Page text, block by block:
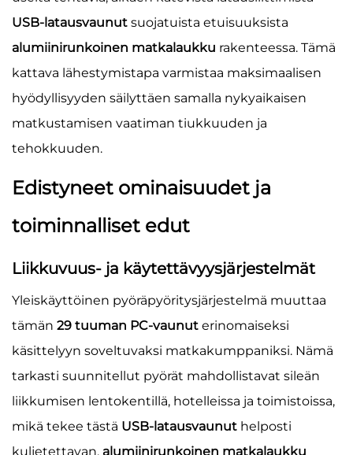
USB-latausvaunut suojatuista etuisuuksista
alumiinirunkoinen matkalaukku rakenteessa. Tämä
kattava lähestymistapa varmistaa maksimaalisen
hyödyllisyyden säilyttäen samalla nykyaikaisen
matkustamisen vaatiman tiukkuuden ja
tehokkuuden.
Edistyneet ominaisuudet ja
toiminnalliset edut
Liikkuvuus- ja käytettävyysjärjestelmät
Yleiskäyttöinen pyöräpyöritysjärjestelmä muuttaa
tämän 29 tuuman PC-vaunut erinomaiseksi
käsittelyyn soveltuvaksi matkakumppaniksi. Nämä
tarkasti suunnitellut pyörät mahdollistavat sileän
liikkumisen lentokentillä, hotelleissa ja toimistoissa,
mikä tekee tästä USB-latausvaunut helposti
kuljetettavan. alumiinirunkoinen matkalaukku